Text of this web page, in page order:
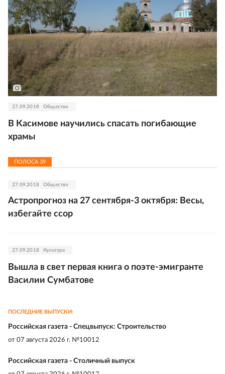
27.09.2018 Общество
В Касимове научились спасать погибающие
храмы
ПОЛОСА 39
27.09.2018 Общество
Астропрогноз на 27 сентября-3 октября: Весы,
избегайте ссор
27.09.2018 Культура
Вышла в свет первая книга о поэте-эмигранте
Василии Сумбатове
ПОСЛЕДНИЕ ВЫПУСКИ:
Российская газета - Спецвыпуск: Строительство
от 07 августа 2026 г. №10012
Российская газета - Столичный выпуск